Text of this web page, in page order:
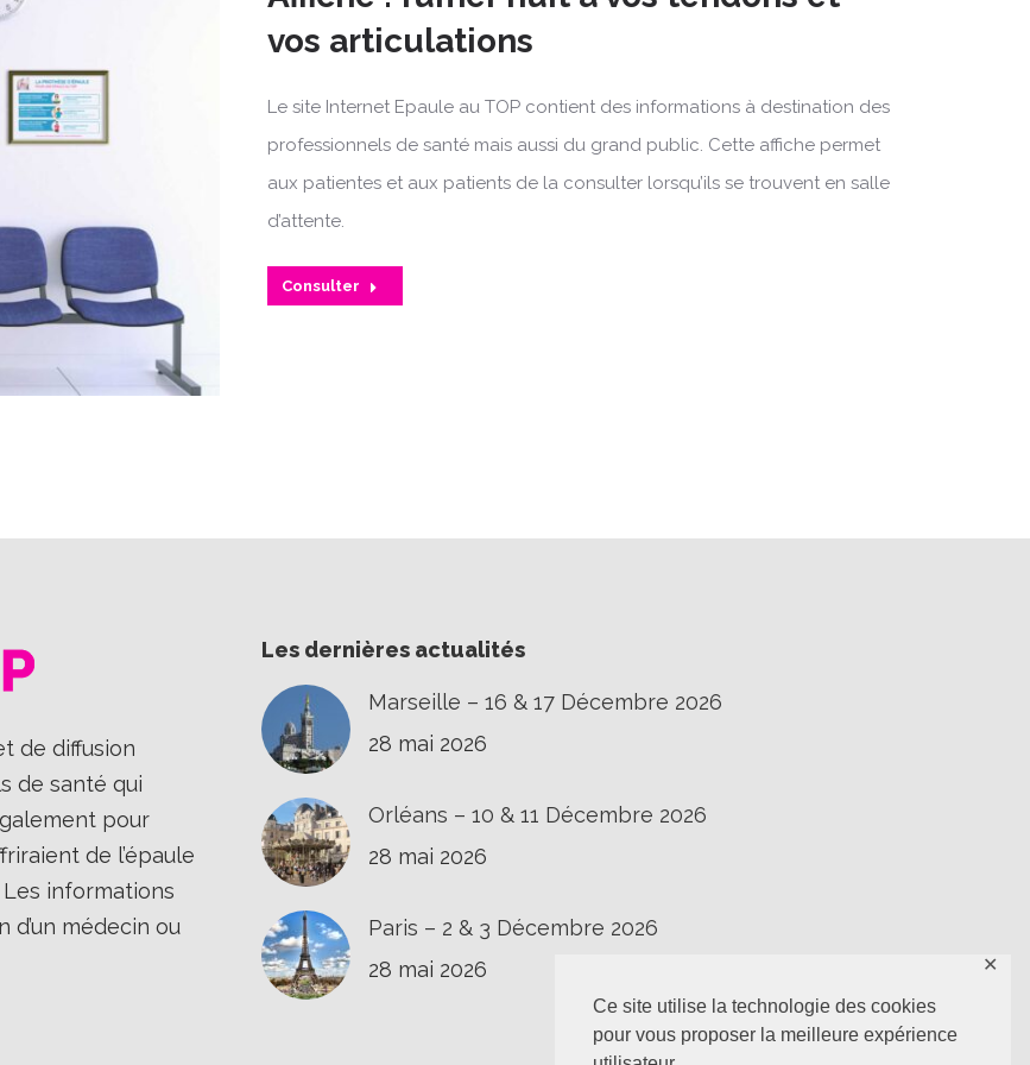
Ce site utilise la technologie des cookies
pour vous proposer la meilleure expérience
✕
vos articulations
Le site Internet Epaule au TOP contient des informations à destination des
professionnels de santé mais aussi du grand public. Cette affiche permet
aux patientes et aux patients de la consulter lorsqu’ils se trouvent en salle
d’attente.
Consulter
de diffusion
de santé qui
pour
de l’épaule
informations
médecin ou
Les dernières actualités
Marseille – 16 & 17 Décembre 2026
28 mai 2026
Orléans – 10 & 11 Décembre 2026
28 mai 2026
Paris – 2 & 3 Décembre 2026
28 mai 2026